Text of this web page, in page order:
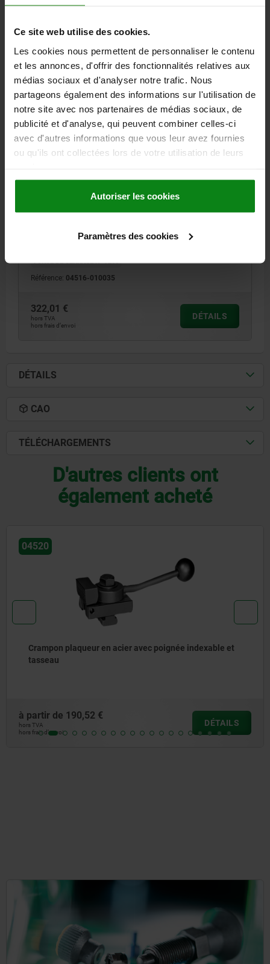
Ce site web utilise des cookies.
Les cookies nous permettent de personnaliser le contenu
et les annonces, d'offrir des fonctionnalités relatives aux
médias sociaux et d'analyser notre trafic. Nous
partageons également des informations sur l'utilisation de
notre site avec nos partenaires de médias sociaux, de
publicité et d'analyse, qui peuvent combiner celles-ci
avec d'autres informations que vous leur avez fournies
ou qu'ils ont collectées lors de votre utilisation de leurs
Autoriser les cookies
Paramètres des cookies
hors frais d’envoi
04516 C
FORME:C ACIER
LARGEUR=40 HAUTEUR=39
E=12,7 E1=20 E2=13 E3=7 H1=74
FORCE DE SERRAGE N=7200
Référence: 04516-010035
322,01 €
hors TVA
hors frais d’envoi
DÉTAILS
DÉTAILS
CAO
TÉLÉCHARGEMENTS
D'autres clients ont
également acheté
et
DÉTAILS
Crampon
375,52 €
hors frais d’envoi